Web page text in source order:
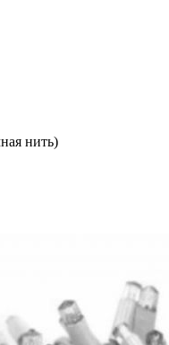
нить)